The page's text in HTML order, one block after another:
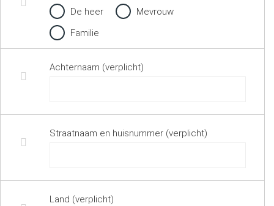
De heer
Mevrouw
Familie
Achternaam (verplicht)
Straatnaam en huisnummer (verplicht)
Land (verplicht)